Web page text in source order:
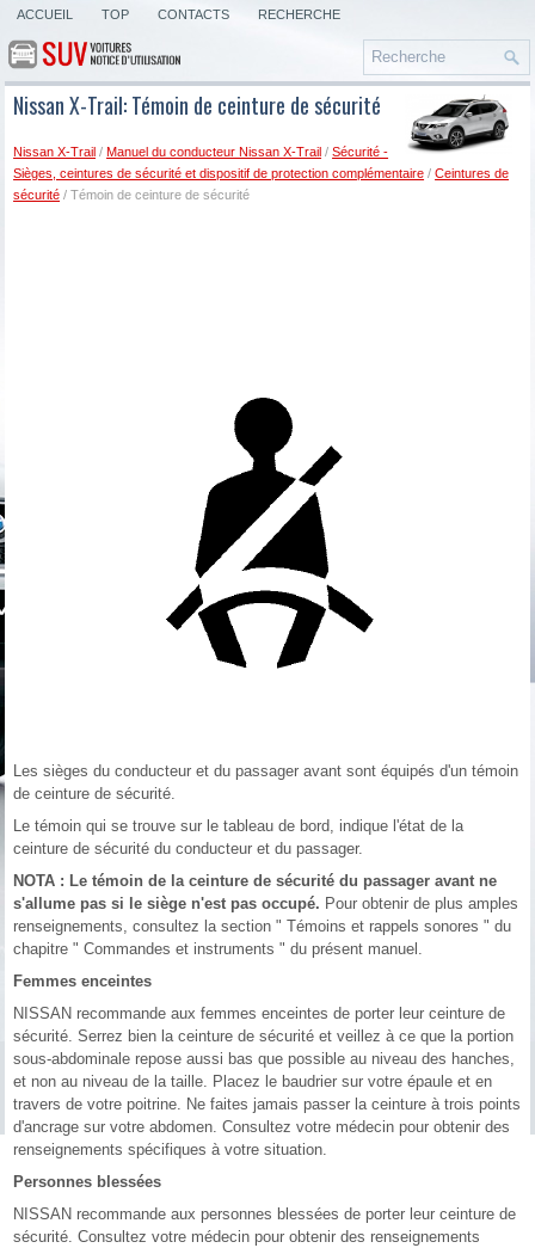
ACCUEIL TOP CONTACTS RECHERCHE
Nissan X-Trail: Témoin de ceinture de sécurité
Nissan X-Trail /Manuel du conducteur Nissan X-Trail /Sécurité -
Sièges, ceintures de sécurité et dispositif de protection complémentaire /Ceintures de
sécurité / Témoin de ceinture de sécurité
Les sièges du conducteur et du passager avant sont équipés d'un témoin
de ceinture de sécurité.
Le témoin qui se trouve sur le tableau de bord, indique l'état de la
ceinture de sécurité du conducteur et du passager.
NOTA : Le témoin de la ceinture de sécurité du passager avant ne
s'allume pas si le siège n'est pas occupé. Pour obtenir de plus amples
renseignements, consultez la section " Témoins et rappels sonores " du
chapitre " Commandes et instruments " du présent manuel.
Femmes enceintes
NISSAN recommande aux femmes enceintes de porter leur ceinture de
sécurité. Serrez bien la ceinture de sécurité et veillez à ce que la portion
sous-abdominale repose aussi bas que possible au niveau des hanches,
et non au niveau de la taille. Placez le baudrier sur votre épaule et en
travers de votre poitrine. Ne faites jamais passer la ceinture à trois points
d'ancrage sur votre abdomen. Consultez votre médecin pour obtenir des
renseignements spécifiques à votre situation.
Personnes blessées
NISSAN recommande aux personnes blessées de porter leur ceinture de
sécurité. Consultez votre médecin pour obtenir des renseignements